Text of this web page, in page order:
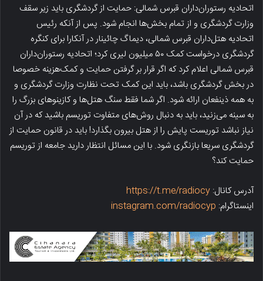
اتحادیه رستوران‌داران قبرس شمالی: حمایت از گردشگری باید زیر سقف
وزارت گردشگری و از تمام بخش‌ها انجام شود. پس از آنکه رئیس
اتحادیه هتل‌داران قبرس شمالی، دیماگ چائینار در آنکارا برای کنگره
گردشگری درخواست کمک ۵۰ میلیون لیری کرد؛ اتحادیه رستوران‌داران
قبرس شمالی اعلام کرد که اگر قرار بر گرفتن حمایت و کمک‌هزینه خصوصا
در بخش گردشگری باشد، باید این کمک تحت نظارت وزارت گردشگری و
به همه ذینفعان ارائه شود. اگر شما فقط سنگ هتل‌ها و کازینوهای بزرگ را
به سینه می‌زنید، باید به دنبال روش‌های متفاوت توریسم باشید که در آن
نیاز نباشد توریست پایش را از هتل بیرون بگذارد! باید در قانون حمایت از
گردشگری سریعا بازنگری شود. با این مسائل انتظار دارید جامعه از توریسم
حمایت کند؟
آدرس کانال: https://t.me/radiocy
اینستاگرام: instagram.com/radiocyp